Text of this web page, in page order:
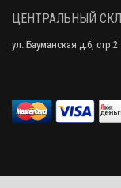
ЦЕНТРАЛЬНЫЙ
ул. Бауманская д.6,